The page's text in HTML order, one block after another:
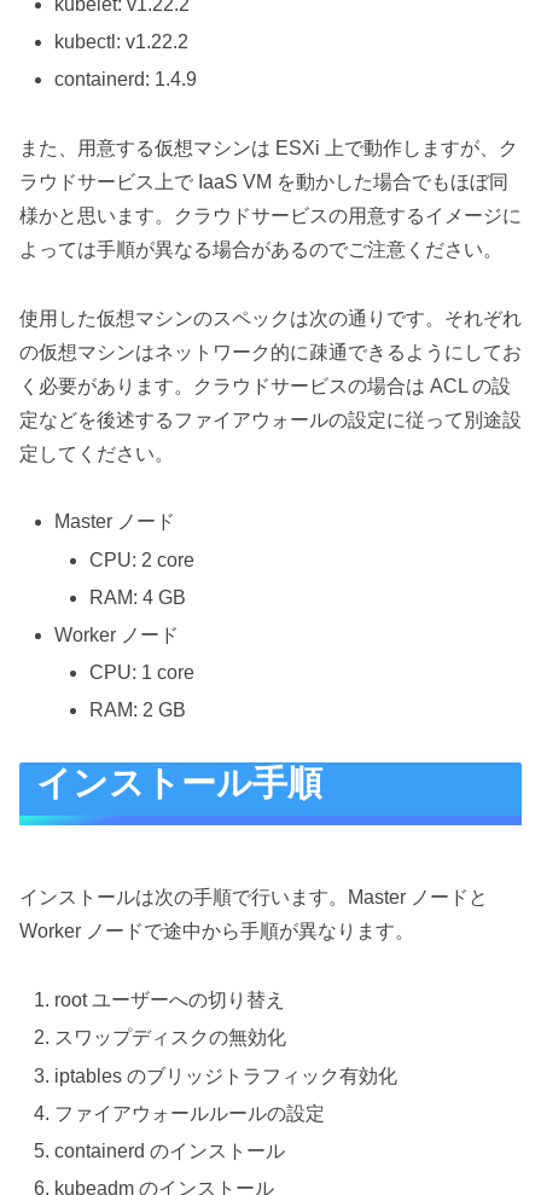
kubectl: v1.22.2
containerd: 1.4.9
また、用意する仮想マシンは ESXi 上で動作しますが、ク
ラウドサービス上で IaaS VM を動かした場合でもほぼ同
様かと思います。クラウドサービスの用意するイメージに
よっては手順が異なる場合があるのでご注意ください。
使用した仮想マシンのスペックは次の通りです。それぞれ
の仮想マシンはネットワーク的に疎通できるようにしてお
く必要があります。クラウドサービスの場合は ACL の設
定などを後述するファイアウォールの設定に従って別途設
定してください。
Master ノード
CPU: 2 core
RAM: 4 GB
Worker ノード
CPU: 1 core
RAM: 2 GB
インストール手順
インストールは次の手順で行います。Master ノードと
Worker ノードで途中から手順が異なります。
root ユーザーへの切り替え
スワップディスクの無効化
iptables のブリッジトラフィック有効化
ファイアウォールルールの設定
containerd のインストール
kubeadm のインストール